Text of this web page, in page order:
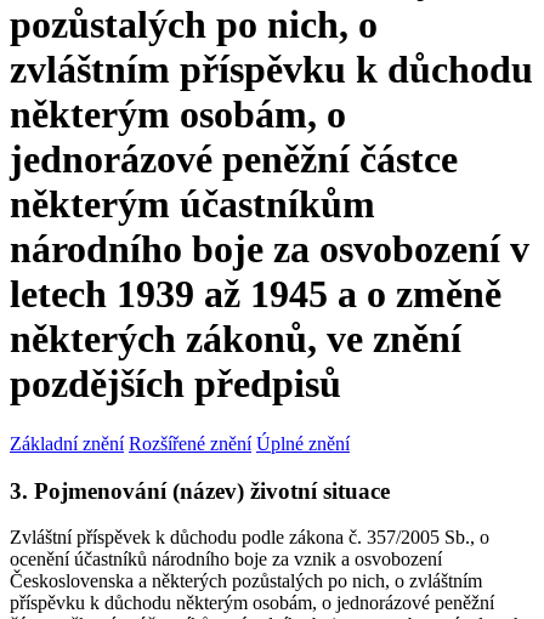
pozůstalých po nich, o
zvláštním příspěvku k důchodu
některým osobám, o
jednorázové peněžní částce
některým účastníkům
národního boje za osvobození v
letech 1939 až 1945 a o změně
některých zákonů, ve znění
pozdějších předpisů
Základní znění Rozšířené znění Úplné znění
3. Pojmenování (název) životní situace
Zvláštní příspěvek k důchodu podle zákona č. 357/2005 Sb., o
ocenění účastníků národního boje za vznik a osvobození
Československa a některých pozůstalých po nich, o zvláštním
příspěvku k důchodu některým osobám, o jednorázové peněžní